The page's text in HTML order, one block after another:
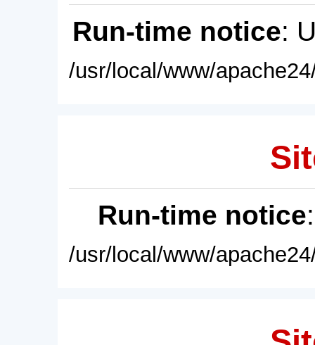
Run-time notice:
/usr/local/www/
Run-time notice
/usr/local/www/